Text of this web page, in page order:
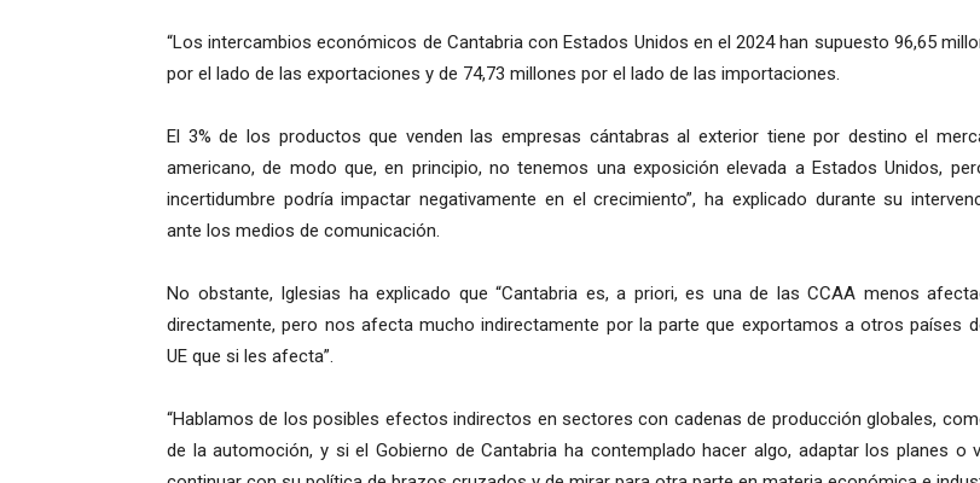
“Los intercambios económicos de Cantabria con Estados Unidos en el 2024 han supuesto 96,65
por el lado de las exportaciones y de 74,73 millones por el lado de las importaciones.
El 3% de los productos que venden las empresas cántabras al exterior tiene por destino el
americano, de modo que, en principio, no tenemos una exposición elevada a Estados Unidos,
incertidumbre podría impactar negativamente en el crecimiento”, ha explicado durante su
ante los medios de comunicación.
No obstante, Iglesias ha explicado que “Cantabria es, a priori, es una de las CCAA menos
directamente, pero nos afecta mucho indirectamente por la parte que exportamos a otros países
UE que si les afecta”.
“Hablamos de los posibles efectos indirectos en sectores con cadenas de producción globales,
de la automoción, y si el Gobierno de Cantabria ha contemplado hacer algo, adaptar los planes o